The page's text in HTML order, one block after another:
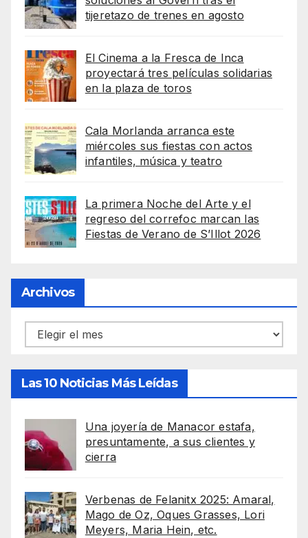
tijeretazo de trenes en agosto
El Cinema a la Fresca de Inca
proyectará tres películas solidarias
en la plaza de toros
Cala Morlanda arranca este
miércoles sus fiestas con actos
infantiles, música y teatro
La primera Noche del Arte y el
regreso del correfoc marcan las
Fiestas de Verano de S’Illot 2026
Archivos
Archivos
Las 10 Noticias Más Leídas
Una joyería de Manacor estafa,
presuntamente, a sus clientes y
cierra
Verbenas de Felanitx 2025: Amaral,
Mago de Oz, Oques Grasses, Lori
Meyers, Maria Hein, etc.